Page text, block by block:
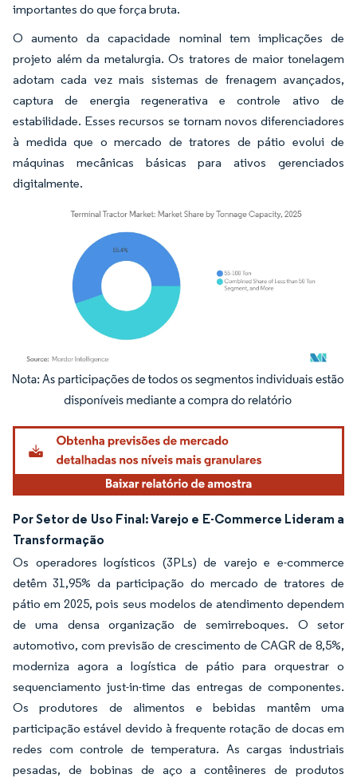
importantes do que força bruta.
O aumento da capacidade nominal tem implicações de
projeto além da metalurgia. Os tratores de maior tonelagem
adotam cada vez mais sistemas de frenagem avançados,
captura de energia regenerativa e controle ativo de
estabilidade. Esses recursos se tornam novos diferenciadores
à medida que o mercado de tratores de pátio evolui de
máquinas mecânicas básicas para ativos gerenciados
digitalmente.
Imagem © Mordor Intelligence. O reuso requer atribuição conforme CC BY 4.0.
Por Setor de Uso Final: Varejo e E-Commerce Lideram a
Transformação
Os operadores logísticos (3PLs) de varejo e e-commerce
detêm 31,95% da participação do mercado de tratores de
pátio em 2025, pois seus modelos de atendimento dependem
de uma densa organização de semirreboques. O setor
automotivo, com previsão de crescimento de CAGR de 8,5%,
moderniza agora a logística de pátio para orquestrar o
sequenciamento just-in-time das entregas de componentes.
Os produtores de alimentos e bebidas mantêm uma
participação estável devido à frequente rotação de docas em
redes com controle de temperatura. As cargas industriais
pesadas, de bobinas de aço a contêineres de produtos